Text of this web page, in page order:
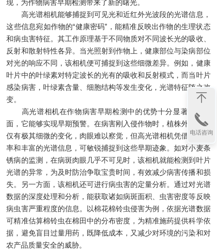
现，为作物病害早期检测带来了新的曙光。
高光谱相机能够捕捉到可见光和近红外光波段的光谱信息，
这些信息宛如作物的“健康密码”，能精准反映出作物的生理状态
和病虫害特征。其工作原理基于不同物质对不同波长光的吸收、
反射和散射特性各异。当光照射到作物上，健康部位与染病部位
对光的响应不同，该相机便可捕捉到这些细微差异。例如，健康
叶片中的叶绿素对特定波长的光有的吸收和反射模式，而当叶片
感染病害，叶绿素含量、细胞结构等发生变化，光谱特征随之改
变。
高光谱相机在作物病害早期检测中的优势十分显著。一方
面，它能够实现早期预警。在病害刚入侵作物时，植株外观可能
仅有极其细微的变化，肉眼难以察觉，但高光谱相机凭借高分辨
率和丰富的光谱信息，可敏锐捕捉到这些早期迹象。如对小麦条
锈病的监测，在病斑肉眼几乎不可见时，该相机就能检测到叶片
光谱的异常，为及时防治争取宝贵时间，有效减少病害传播和损
失。另一方面，该相机还可进行病虫害的定量分析。通过对光谱
数据的深度处理和分析，能获取诸如病斑面积、虫害密度等反映
病虫害严重程度的信息。以棉花棉铃虫侵害为例，依据光谱数据
可精准估算棉铃虫在棉田中的分布密度，为精准施药提供科学依
据，避免盲目过量用药，既降低成本，又减少对环境的污染和对
农产品质量安全的威胁。
电话咨询